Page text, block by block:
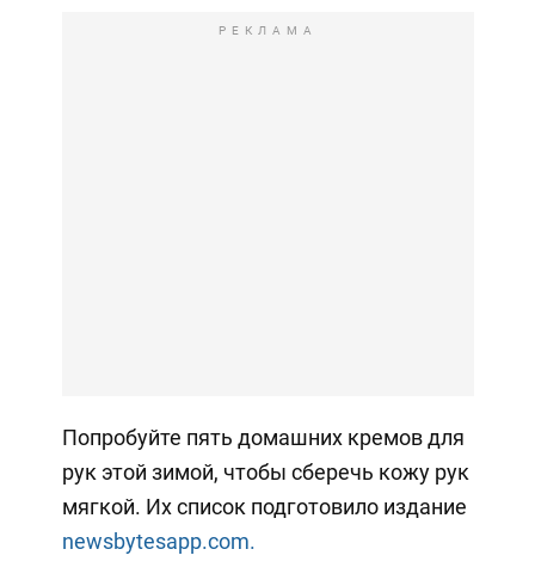
РЕКЛАМА
Попробуйте пять домашних кремов для
рук этой зимой, чтобы сберечь кожу рук
мягкой. Их список подготовило издание
newsbytesapp.com.